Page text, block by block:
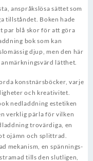
anspråkslösa sättet som
tillståndet. Boken hade
par blå skor för att göra
bok som kan
djup, men den här
anmärkningsvärd lätthet.
konstnärsböcker, varje
och kreativitet.
nedladdning estetiken
verklig pärla för vilken
trovärdiga, en
ojämn och splittrad.
mekanism, en spännings-
tills den slutligen,